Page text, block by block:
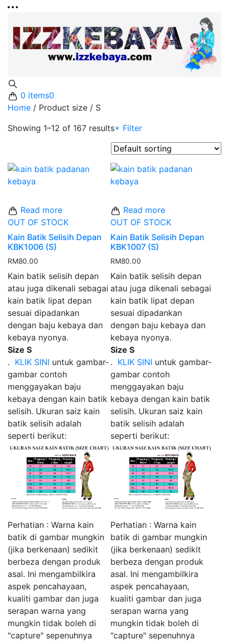
0 items0
Home / Product size / S
Showing 1–12 of 167 results+ Filter
Read more
OUT OF STOCK
Kain Batik Selisih Depan
KBK1006 (S)
RM80.00
Kain batik selisih depan
atau juga dikenali sebagai
kain batik lipat depan
sesuai dipadankan
dengan baju kebaya dan
kebaya nyonya.
Size S
. KLIK SINI untuk gambar-
gambar contoh
menggayakan baju
kebaya dengan kain batik
selisih. Ukuran saiz kain
batik selisih adalah
seperti berikut:
Perhatian : Warna kain
batik di gambar mungkin
(jika berkenaan) sedikit
berbeza dengan produk
asal. Ini mengambilkira
aspek pencahayaan,
kualiti gambar dan juga
serapan warna yang
mungkin tidak boleh di
"capture" sepenuhnya
Read more
OUT OF STOCK
Kain Batik Selisih Depan
KBK1007 (S)
RM80.00
Kain batik selisih depan
atau juga dikenali sebagai
kain batik lipat depan
sesuai dipadankan
dengan baju kebaya dan
kebaya nyonya.
Size S
. KLIK SINI untuk gambar-
gambar contoh
menggayakan baju
kebaya dengan kain batik
selisih. Ukuran saiz kain
batik selisih adalah
seperti berikut:
Perhatian : Warna kain
batik di gambar mungkin
(jika berkenaan) sedikit
berbeza dengan produk
asal. Ini mengambilkira
aspek pencahayaan,
kualiti gambar dan juga
serapan warna yang
mungkin tidak boleh di
"capture" sepenuhnya